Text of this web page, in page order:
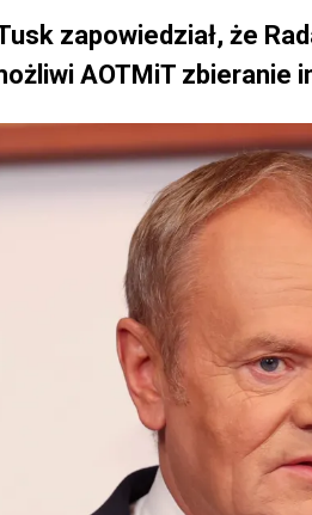
zapowiedział, że
AOTMiT zbieranie